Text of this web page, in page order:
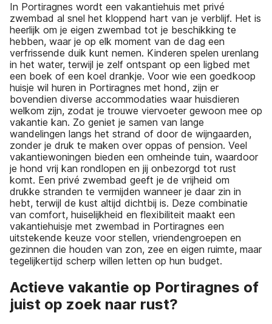
In Portiragnes wordt een vakantiehuis met privé
zwembad al snel het kloppend hart van je verblijf. Het is
heerlijk om je eigen zwembad tot je beschikking te
hebben, waar je op elk moment van de dag een
verfrissende duik kunt nemen. Kinderen spelen urenlang
in het water, terwijl je zelf ontspant op een ligbed met
een boek of een koel drankje. Voor wie een goedkoop
huisje wil huren in Portiragnes met hond, zijn er
bovendien diverse accommodaties waar huisdieren
welkom zijn, zodat je trouwe viervoeter gewoon mee op
vakantie kan. Zo geniet je samen van lange
wandelingen langs het strand of door de wijngaarden,
zonder je druk te maken over oppas of pension. Veel
vakantiewoningen bieden een omheinde tuin, waardoor
je hond vrij kan rondlopen en jij onbezorgd tot rust
komt. Een privé zwembad geeft je de vrijheid om
drukke stranden te vermijden wanneer je daar zin in
hebt, terwijl de kust altijd dichtbij is. Deze combinatie
van comfort, huiselijkheid en flexibiliteit maakt een
vakantiehuisje met zwembad in Portiragnes een
uitstekende keuze voor stellen, vriendengroepen en
gezinnen die houden van zon, zee en eigen ruimte, maar
tegelijkertijd scherp willen letten op hun budget.
Actieve vakantie op Portiragnes of
juist op zoek naar rust?